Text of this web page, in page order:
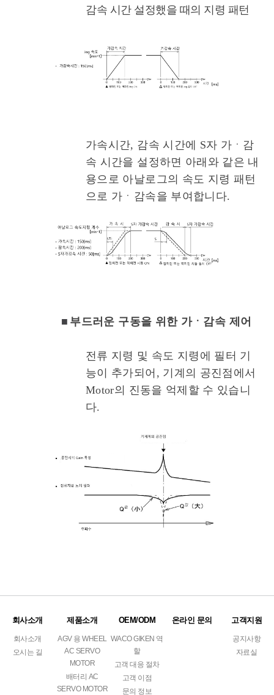
감속 시간 설정했을 때의 지령 패턴
가속시간, 감속 시간에 S자 가ㆍ감
속 시간을 설정하면 아래와 같은 내
용으로 아날로그의 속도 지령 패턴
으로 가ㆍ감속을 부여합니다.
■ 부드러운 구동을 위한 가ㆍ감속 제어
전류 지령 및 속도 지령에 필터 기
능이 추가되어, 기계의 공진점에서
Motor의 진동을 억제할 수 있습니
다.
회사소개
회사소개
오시는 길
제품소개
AGV 용 WHEEL
AC SERVO
MOTOR
배터리 AC
SERVO MOTOR
OEM/ODM
WACO GIKEN 역
할
고객 대응 절차
고객 이점
문의 정보
온라인 문의 고객지원
공지사항
자료실